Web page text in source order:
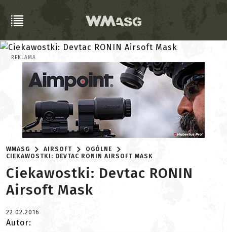
REKLAMA
WMASG AIRSOFT
OGÓLNE
CIEKAWOSTKI: DEVTAC RONIN AIRSOFT MASK
Ciekawostki: Devtac RONIN
Airsoft Mask
22.02.2016
Autor: